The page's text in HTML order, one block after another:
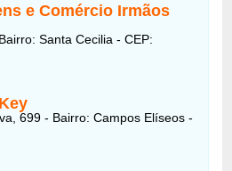
e Comércio Irmãos
Santa Cecilia - CEP:
699 - Bairro: Campos Elíseos -